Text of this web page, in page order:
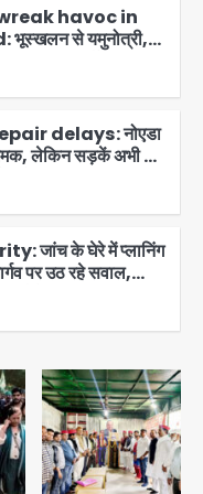
havoc in
से यमुनोत्री,
ग्वालदम हाईवे बंद,
फंसे, नदियां खतरे
delays: नोएडा
लेकिन सड़कें अभी भी
बनाम आम
जांच के घेरे में प्लानिंग
पर उठ रहे सवाल,
तेज
जीबीयू में बनेगा
सेंटर, यूपी के 15 हजार
ट्रेनिंग
Elevated